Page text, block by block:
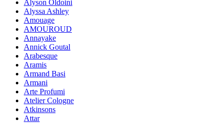
Alyson Oldoini
Alyssa Ashley
Amouage
AMOUROUD
Annayake
Annick Goutal
Arabesque
Aramis
Armand Basi
Armani
Arte Profumi
Atelier Cologne
Atkinsons
Attar